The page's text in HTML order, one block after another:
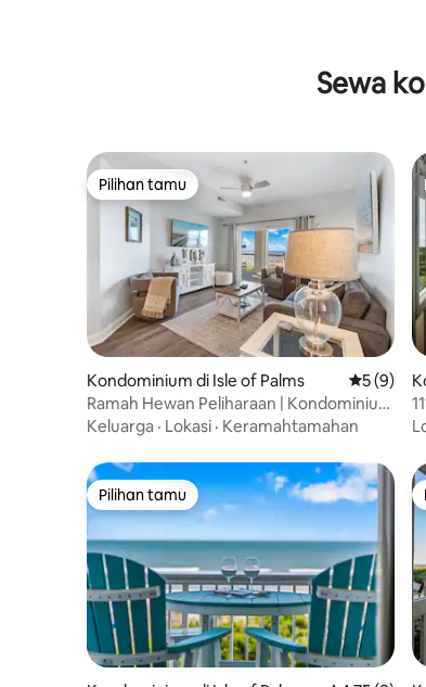
Sewa
Pilihan tamu
Pilihan tamu
Kondominium di Isle of Palms Nilai rata-
5 (9)
Ramah Hewan Peliharaan | Kondominium
3 Kamar Tidur Tepi Laut Dengan Kolam
Keluarga · Lokasi · Keramahtamahan
Pilihan tamu
Pilihan tamu